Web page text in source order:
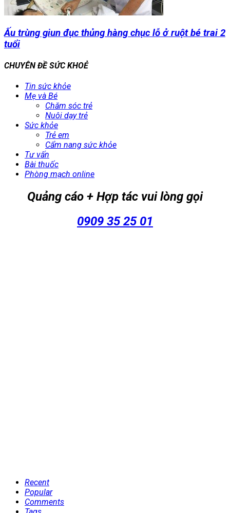
Ấu trùng giun đục thủng hàng chục lỗ ở ruột bé trai 2
tuổi
CHUYÊN ĐỀ SỨC KHOẺ
Tin sức khỏe
Mẹ và Bé
Chăm sóc trẻ
Nuôi dạy trẻ
Sức khỏe
Trẻ em
Cẩm nang sức khỏe
Tư vấn
Bài thuốc
Phòng mạch online
Quảng cáo + Hợp tác vui lòng gọi
0909 35 25 01
Recent
Popular
Comments